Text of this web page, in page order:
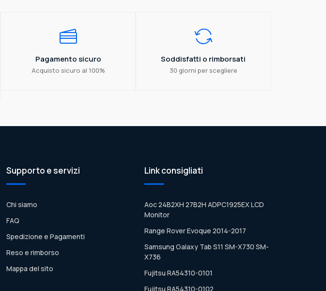
Pagamento sicuro
Acquisto sicuro al 100%
Soddisfatti o rimborsati
30 giorni per scegliere
Supporto e servizi
Chi siamo
FAQ
Spedizione e Pagamenti
Reso e rimborso
Mappa del sito
Link consigliati
Aoc 24B2XH 27B2H ADPC1925EX LCD
Monitor
Range Rover Evoque 2014-2017
Samsung Galaxy Tab S11 SM-X730 SM-
X736
Fujitsu RA54310-0101
Fujitsu RA54310-0102